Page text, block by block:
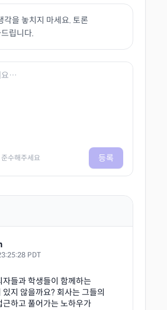
각을 놓치지 마세요. 토론
립니다.
수해주세요 등록
PDT
자들과 학생들이 함께하는
지 않을까요? 회사는 그들의
근하고 풀어가는 노하우가